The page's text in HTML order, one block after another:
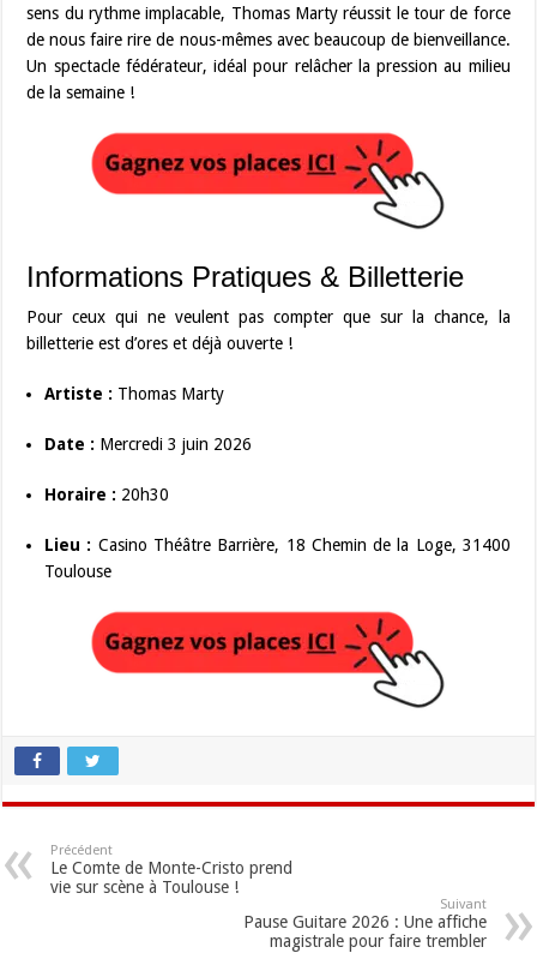
sens du rythme implacable, Thomas Marty réussit le tour de force
de nous faire rire de nous-mêmes avec beaucoup de bienveillance.
Un spectacle fédérateur, idéal pour relâcher la pression au milieu
de la semaine !
Informations Pratiques & Billetterie
Pour ceux qui ne veulent pas compter que sur la chance, la
billetterie est d’ores et déjà ouverte !
Artiste : Thomas Marty
Date : Mercredi 3 juin 2026
Horaire : 20h30
Lieu : Casino Théâtre Barrière, 18 Chemin de la Loge, 31400
Toulouse
Précédent
Le Comte de Monte-Cristo prend
vie sur scène à Toulouse !
Suivant
Pause Guitare 2026 : Une affiche
magistrale pour faire trembler